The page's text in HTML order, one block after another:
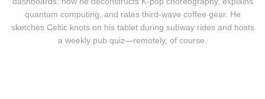
quantum computing, and rates third-wave coffee gear. He
sketches Celtic knots on his tablet during subway rides and hosts
a weekly pub quiz—remotely, of course.